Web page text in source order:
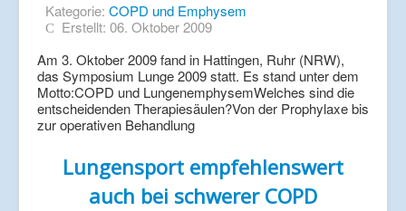
Kategorie: COPD und Emphysem
Erstellt: 06. Oktober 2009
Am 3. Oktober 2009 fand in Hattingen, Ruhr (NRW),
das Symposium Lunge 2009 statt. Es stand unter dem
Motto:COPD und LungenemphysemWelches sind die
entscheidenden Therapiesäulen?Von der Prophylaxe bis
zur operativen Behandlung
Lungensport empfehlenswert
auch bei schwerer COPD